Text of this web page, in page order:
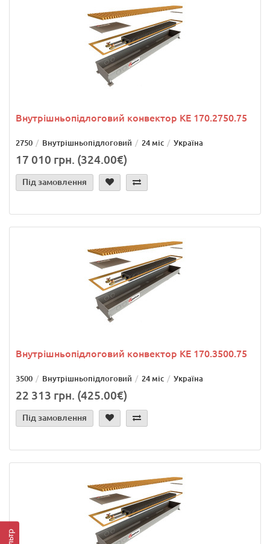
Внутрішньопідлоговий конвектор KE 170.2750.75
2750 Внутрішньопідлоговий 24 міс Україна
17 010 грн. (324.00€)
Під замовлення
Внутрішньопідлоговий конвектор KE 170.3500.75
3500 Внутрішньопідлоговий 24 міс Україна
22 313 грн. (425.00€)
Під замовлення